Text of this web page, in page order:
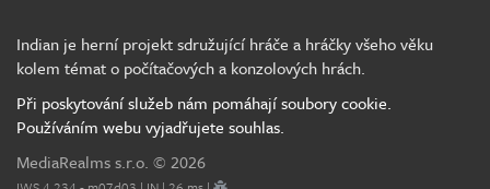
Indian je herní projekt sdružující hráče a hráčky všeho věku
kolem témat o počítačových a konzolových hrách.
Při poskytování služeb nám pomáhají soubory cookie.
Používáním webu vyjadřujete souhlas.
MediaRealms s.r.o. © 2026